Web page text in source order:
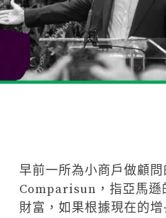
早前一所為小商戶做顧問
Comparisun，指亞馬遜
財富，如果根據現在的